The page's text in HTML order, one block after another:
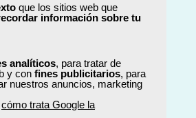
que los sitios web que
información sobre tu
analíticos, para tratar de
y con fines publicitarios, para
nuestros anuncios, marketing
cómo trata Google la